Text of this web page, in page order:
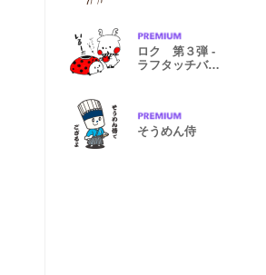
ロク 第３弾 -
ラフタッチバー
そうめん侍